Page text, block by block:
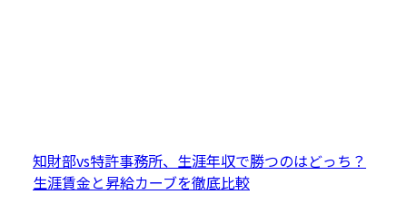
知財部vs特許事務所、生涯年収で勝つのはどっち？
生涯賃金と昇給カーブを徹底比較